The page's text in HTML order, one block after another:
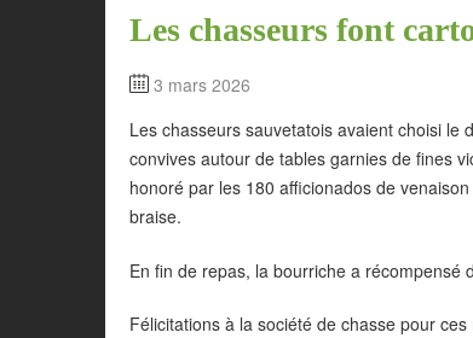
Les chasseurs font
3 mars 2026
Les chasseurs sauvetatois avaient choisi
convives autour de tables garnies de fines
honoré par les 180 afficionados de
braise.
En fin de repas, la bourriche a récompensé
Félicitations à la société de chasse pour